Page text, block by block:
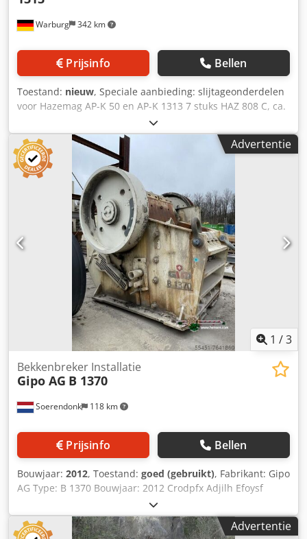
Warburg 342 km
Prijsinfo Bellen
Toestand: nieuw, Speciale aanbieding: slijtageonderdelen
voor Hazemag AP-K 50 en AP-K 1313 7 stuks HAZ 808 C, ca.
22 kg, 250x215x50 mm 15 stuks HAZ 815-5, ca. 45 kg,
2252x252 x50/125 mm Credpfxezrf Smo Adysf 13 stuks HAZ
879 C, ca. 35 kg, 254x392/323 x 50 mm UITZONDERLIJKE
PRIJZEN, DIRECT LEVERBAAR Onder voorbehoud van
tussenverkoop
Advertentie
1 /3
Soerendonk 118 km
Bekkenbreker Installatie
Gipo AG B 1370
Prijsinfo Bellen
Bouwjaar: 2012, Toestand: goed (gebruikt), Fabrikant: Gipo
AG Type: B 1370 Bouwjaar: 2012 Crodpfx Adjilh Efoysf
Inlaat afmeting: 1.320 x 680mm Inclusief: - Frame -
Voorzeef - Elektromotoren voor breker en voorzeef. Reserve
bekken op voorraad!
Advertentie